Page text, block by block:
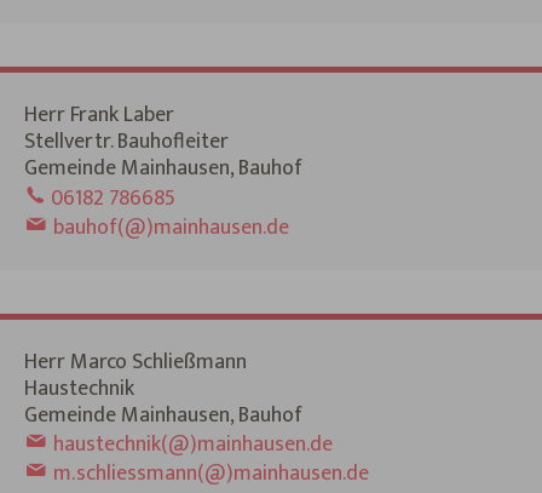
Herr Frank Laber
Stellvertr. Bauhofleiter
Gemeinde Mainhausen, Bauhof
06182 786685
bauhof(@)mainhausen.de
Herr Marco Schließmann
Haustechnik
Gemeinde Mainhausen, Bauhof
haustechnik(@)mainhausen.de
m.schliessmann(@)mainhausen.de